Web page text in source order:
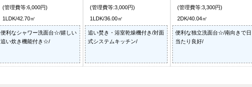
(管理費等:6,000円)
1LDK/42.70㎡
便利なシャワー洗面台☆/嬉しい
追い炊き機能付き☆/
(管理費等:3,000円)
1LDK/36.00㎡
追い焚き・浴室乾燥機付き/対面
式システムキッチン/
(管理費等:3,300円)
2DK/40.04㎡
便利な独立洗面台☆/南向きで日
当たり良好/